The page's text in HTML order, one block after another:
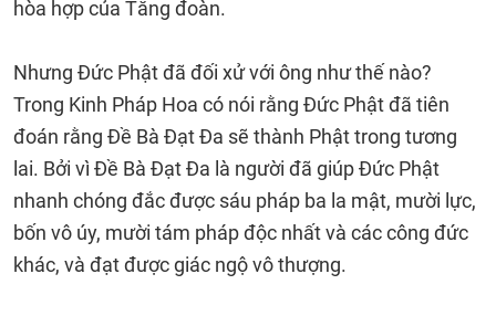
hòa hợp của Tăng đoàn.
Nhưng Đức Phật đã đối xử với ông như thế nào?
Trong Kinh Pháp Hoa có nói rằng Đức Phật đã tiên
đoán rằng Đề Bà Đạt Đa sẽ thành Phật trong tương
lai. Bởi vì Đề Bà Đạt Đa là người đã giúp Đức Phật
nhanh chóng đắc được sáu pháp ba la mật, mười lực,
bốn vô úy, mười tám pháp độc nhất và các công đức
khác, và đạt được giác ngộ vô thượng.